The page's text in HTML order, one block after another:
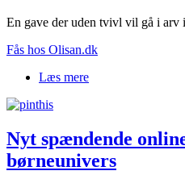
En gave der uden tvivl vil gå i arv
Fås hos Olisan.dk
Læs mere
Nyt spændende
børneunivers